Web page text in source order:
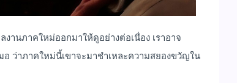
านภาคใหม่ออกมาให้ดูอย่างต่อเนื่อง เราอาจ
ว่าภาคใหม่นี้เขาจะมาชำเหละความสยองขวัญใน